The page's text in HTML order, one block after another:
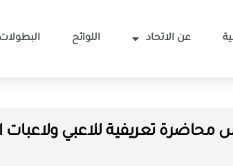
عن الاتحاد اللوائح البطولات
تعريفية للاعبي ولاعبات